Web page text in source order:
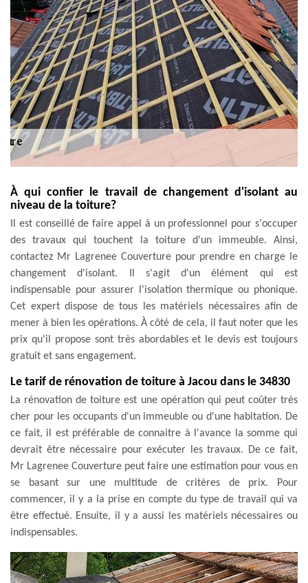
À qui confier le travail de changement d'isolant au
niveau de la toiture?
Il est conseillé de faire appel à un professionnel pour s'occuper
des travaux qui touchent la toiture d'un immeuble. Ainsi,
contactez Mr Lagrenee Couverture pour prendre en charge le
changement d'isolant. Il s'agit d'un élément qui est
indispensable pour assurer l'isolation thermique ou phonique.
Cet expert dispose de tous les matériels nécessaires afin de
mener à bien les opérations. À côté de cela, il faut noter que les
prix qu'il propose sont très abordables et le devis est toujours
gratuit et sans engagement.
Le tarif de rénovation de toiture à Jacou dans le 34830
La rénovation de toiture est une opération qui peut coûter très
cher pour les occupants d'un immeuble ou d'une habitation. De
ce fait, il est préférable de connaitre à l'avance la somme qui
devrait être nécessaire pour exécuter les travaux. De ce fait,
Mr Lagrenee Couverture peut faire une estimation pour vous en
se basant sur une multitude de critères de prix. Pour
commencer, il y a la prise en compte du type de travail qui va
être effectué. Ensuite, il y a aussi les matériels nécessaires ou
indispensables.